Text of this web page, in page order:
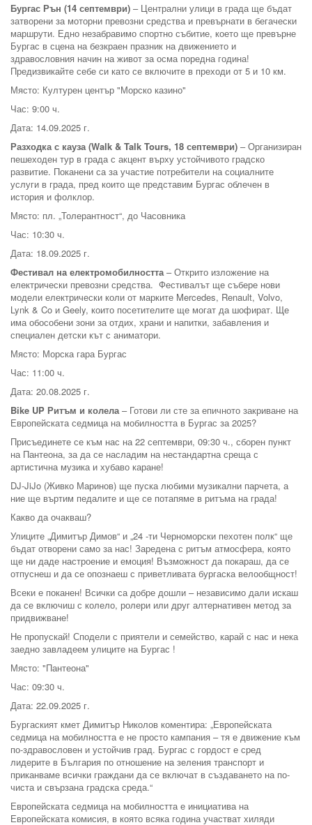
Бургас Рън (14 септември) – Централни улици в града ще бъдат
затворени за моторни превозни средства и превърнати в бегачески
маршрути. Едно незабравимо спортно събитие, което ще превърне
Бургас в сцена на безкраен празник на движението и
здравословния начин на живот за осма поредна година!
Предизвикайте себе си като се включите в преходи от 5 и 10 км.
Място: Културен център "Морско казино"
Час: 9:00 ч.
Дата: 14.09.2025 г.
‍Разходка с кауза (Walk & Talk Tours, 18 септември) – Организиран
пешеходен тур в града с акцент върху устойчивото градско
развитие. Поканени са за участие потребители на социалните
услуги в града, пред които ще представим Бургас облечен в
история и фолклор.
Място: пл. „Толерантност“, до Часовника
Час: 10:30 ч.
Дата: 18.09.2025 г.
Фестивал на електромобилността – Открито изложение на
електрически превозни средства. Фестивалът ще събере нови
модели електрически коли от марките Mercedes, Renault, Volvo,
Lynk & Co и Geely, които посетителите ще могат да шофират. Ще
има обособени зони за отдих, храни и напитки, забавления и
специален детски кът с аниматори.
Място: Морска гара Бургас
Час: 11:00 ч.
Дата: 20.08.2025 г.
Bike UP Ритъм и колела – Готови ли сте за епичното закриване на
Европейската седмица на мобилността в Бургас за 2025?
Присъединете се към нас на 22 септември, 09:30 ч., сборен пункт
на Пантеона, за да се насладим на нестандартна среща с
артистична музика и хубаво каране!
DJ-JiJo (Живко Маринов) ще пуска любими музикални парчета, а
ние ще въртим педалите и ще се потапяме в ритъма на града!
Какво да очакваш?
Улиците „Димитър Димов“ и „24 -ти Черноморски пехотен полк“ ще
бъдат отворени само за нас! Заредена с ритъм атмосфера, която
ще ни даде настроение и емоция! Възможност да покараш, да се
отпуснеш и да се опознаеш с приветливата бургаска велообщност!
Всеки е поканен! Всички са добре дошли – независимо дали искаш
да се включиш с колело, ролери или друг алтернативен метод за
придвижване!
Не пропускай! Сподели с приятели и семейство, карай с нас и нека
заедно завладеем улиците на Бургас !
Място: "Пантеона"
Час: 09:30 ч.
Дата: 22.09.2025 г.
Бургаският кмет Димитър Николов коментира: „Европейската
седмица на мобилността е не просто кампания – тя е движение към
по-здравословен и устойчив град. Бургас с гордост е сред
лидерите в България по отношение на зеления транспорт и
приканваме всички граждани да се включат в създаването на по-
чиста и свързана градска среда.“
Европейската седмица на мобилността е инициатива на
Европейската комисия, в която всяка година участват хиляди